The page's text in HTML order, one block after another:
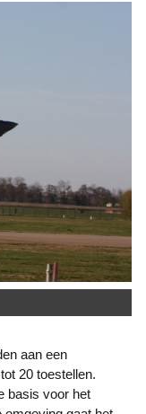
20 toestellen.
basis voor het